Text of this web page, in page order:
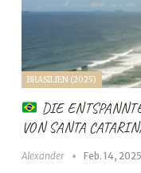
BRASILIEN (2025)
DIE
VON SANTA
Alexander Feb. 14, 2025